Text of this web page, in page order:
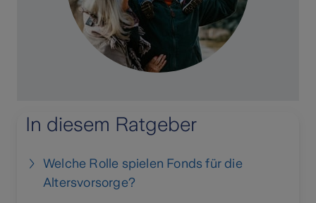
In diesem Ratgeber
Welche Rolle spielen Fonds für die
Altersvorsorge?